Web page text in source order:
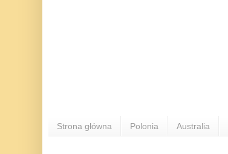
Strona główna Polonia Australia